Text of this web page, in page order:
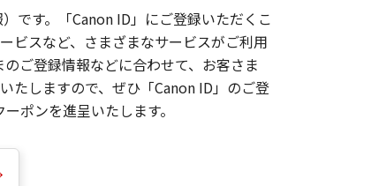
です。「Canon ID」にご登録いただくこ
ビスなど、さまざまなサービスがご利用
ご登録情報などに合わせて、お客さま
たしますので、ぜひ「Canon ID」のご登
ポンを進呈いたします。